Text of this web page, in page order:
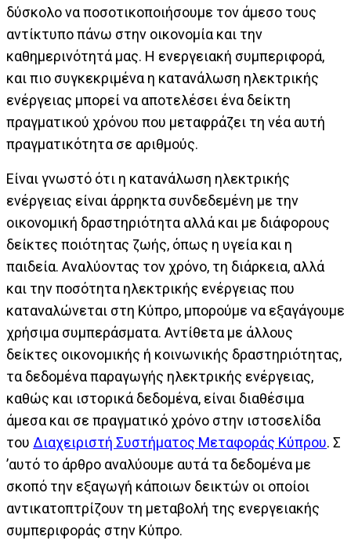
δύσκολο να ποσοτικοποιήσουμε τον άμεσο τους
αντίκτυπο πάνω στην οικονομία και την
καθημερινότητά μας. Η ενεργειακή συμπεριφορά,
και πιο συγκεκριμένα η κατανάλωση ηλεκτρικής
ενέργειας μπορεί να αποτελέσει ένα δείκτη
πραγματικού χρόνου που μεταφράζει τη νέα αυτή
πραγματικότητα σε αριθμούς.
Είναι γνωστό ότι η κατανάλωση ηλεκτρικής
ενέργειας είναι άρρηκτα συνδεδεμένη με την
οικονομική δραστηριότητα αλλά και με διάφορους
δείκτες ποιότητας ζωής, όπως η υγεία και η
παιδεία. Αναλύοντας τον χρόνο, τη διάρκεια, αλλά
και την ποσότητα ηλεκτρικής ενέργειας που
καταναλώνεται στη Κύπρο, μπορούμε να εξαγάγουμε
χρήσιμα συμπεράσματα. Αντίθετα με άλλους
δείκτες οικονομικής ή κοινωνικής δραστηριότητας,
τα δεδομένα παραγωγής ηλεκτρικής ενέργειας,
καθώς και ιστορικά δεδομένα, είναι διαθέσιμα
άμεσα και σε πραγματικό χρόνο στην ιστοσελίδα
του Διαχειριστή Συστήματος Μεταφοράς Κύπρου. Σ
’αυτό το άρθρο αναλύουμε αυτά τα δεδομένα με
σκοπό την εξαγωγή κάποιων δεικτών οι οποίοι
αντικατοπτρίζουν τη μεταβολή της ενεργειακής
συμπεριφοράς στην Κύπρο.